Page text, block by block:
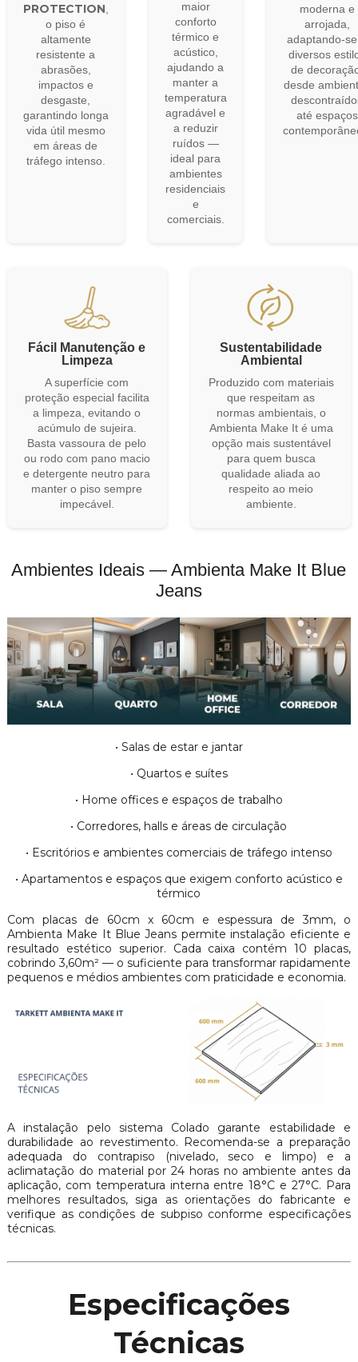
PROTECTION
o piso é
altamente
resistente a
abrasões,
impactos e
desgaste,
garantindo longa
vida útil mesmo
em áreas de
tráfego intenso.
maior
conforto
térmico e
acústico,
ajudando a
manter a
temperatura
agradável e
a reduzir
ruídos —
ideal para
ambientes
residenciais
e
comerciais.
moderna e
arrojada,
adaptando-
diversos
de
desde
até espaços
Fácil Manutenção e
Limpeza
A superfície com
proteção especial facilita
a limpeza, evitando o
acúmulo de sujeira.
Basta vassoura de pelo
ou rodo com pano macio
e detergente neutro para
manter o piso sempre
impecável.
Sustentabilidade
Ambiental
Produzido com materiais
que respeitam as
normas ambientais, o
Ambienta Make It é uma
opção mais sustentável
para quem busca
qualidade aliada ao
respeito ao meio
ambiente.
Ambientes Ideais — Ambienta Make It Blue
Jeans
• Salas de estar e jantar
• Quartos e suítes
• Home offices e espaços de trabalho
• Corredores, halls e áreas de circulação
• Escritórios e ambientes comerciais de tráfego intenso
• Apartamentos e espaços que exigem conforto acústico e
térmico
Com placas de 60cm x 60cm e espessura de 3mm, o
Ambienta Make It Blue Jeans permite instalação eficiente e
resultado estético superior. Cada caixa contém 10 placas,
cobrindo 3,60m² — o suficiente para transformar rapidamente
pequenos e médios ambientes com praticidade e economia.
A instalação pelo sistema Colado garante estabilidade e
durabilidade ao revestimento. Recomenda-se a preparação
adequada do contrapiso (nivelado, seco e limpo) e a
aclimatação do material por 24 horas no ambiente antes da
aplicação, com temperatura interna entre 18°C e 27°C. Para
melhores resultados, siga as orientações do fabricante e
verifique as condições de subpiso conforme especificações
técnicas.
Especificações
Técnicas